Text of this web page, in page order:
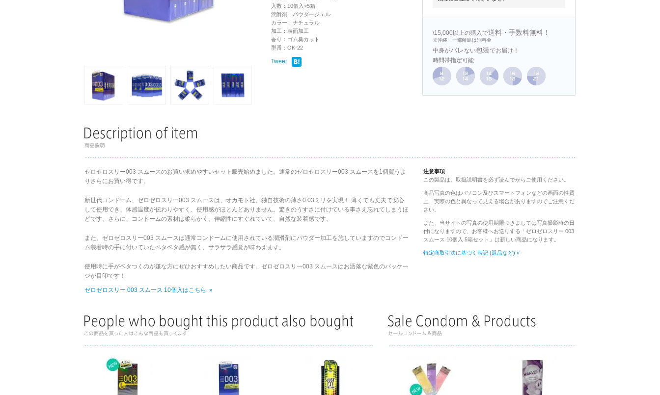
入数：10個入×5箱
潤滑剤：パウダージェル
カラー：ナチュラル
加工：表面加工
香り：ゴム臭カット
型番：OK-22
Tweet
\15,000以上の購入で送料・手数料無料！
※沖縄・一部離島は別料金
中身がバレ ない包装でお届け！
時間帯指定可能
ゼロゼロスリー003 スムースのお買い求めやすいセット販売始めました。通常のゼロゼロスリー003 スムースを1個買うよ
りさらにお買い得です。
新世代コンドーム、ゼロゼロスリー003 スムースは、オカモト社、独自技術の薄さ0.03ミリを実現！ 薄くても丈夫で安心
して使用でき、体感温度が伝わりやすく、使用感がほとんどありません。驚きのうすさに付けている事さえ忘れてしまうほ
どです。さらに、コンドームの素材は柔らかく、伸縮性にすぐれていて、自然な装着感です。
また、ゼロゼロスリー003 スムースは通常コンドームに使用されている潤滑剤にパウダー加工を施していますのでコンドー
ム装着時の手に付いていたベタベタ感が無く、サラサラ感覚が味わえます。
使用時に手がベタつくのが嫌な方にぜひおすすめしたい商品です。ゼロゼロスリー003 スムースはお洒落な紫色のパッケー
ジが目印です！
ゼロゼロスリー 003 スムース 10個入はこちら »
注意事項
この製品は、取扱説明書を必ず読んでからご使用ください。
商品写真の色はパソコン及びスマートフォンなどの画面の性質
上、実際の色と異なって見える場合がありますのでご注意くだ
さい。
また、当サイトの写真の使用期限つきましては写真撮影時の日
付になりますので、お客様へお送りする「ゼロゼロスリー 003
スムース 10個入 5箱セット」は新しい商品になります。
特定商取引法に基づく表記 (返品など) »